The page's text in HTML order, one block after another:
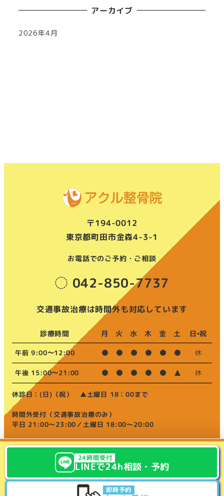
アーカイブ
2026年4月
〒194-0012
東京都町田市金森4-3-1
お電話でのご予約・ご相談
042-850-7737
交通事故治療は時間外も対応しています
診療時間 月 火 水 木 金 土 日•祝
午前 9:00〜12:00 休
午後 15:00〜21:00 休
休診日：(日)（祝） ▲土曜日 18：00まで
時間外受付（交通事故治療のみ）
平日 21:00～23:00／土曜日 18:00～20:00
お知らせご予約･お問い合わせ
24時間受付
LINEで24h相談・ 予約
即時予約